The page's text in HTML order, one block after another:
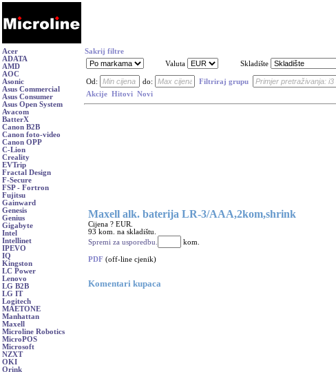
Acer
ADATA
AMD
AOC
Asonic
Asus Commercial
Asus Consumer
Asus Open System
Avacom
BatterX
Canon B2B
Canon foto-video
Canon OPP
C-Lion
Creality
EVTrip
Fractal Design
F-Secure
FSP - Fortron
Fujitsu
Gainward
Genesis
Genius
Gigabyte
Intel
Intellinet
IPEVO
IQ
Kingston
LC Power
Lenovo
LG B2B
LG IT
Logitech
MAETONE
Manhattan
Maxell
Microline Robotics
MicroPOS
Microsoft
NZXT
OKI
Orink
Sakrij filtre
Valuta
Skladište
Od: do:
Filtriraj grupu
Akcije Hitovi Novi
Maxell alk. baterija LR-3/AAA,2kom,shrink
Cijena ? EUR.
93 kom. na skladištu.
Spremi za usporedbu.
kom.
PDF (off-line cjenik)
Komentari kupaca